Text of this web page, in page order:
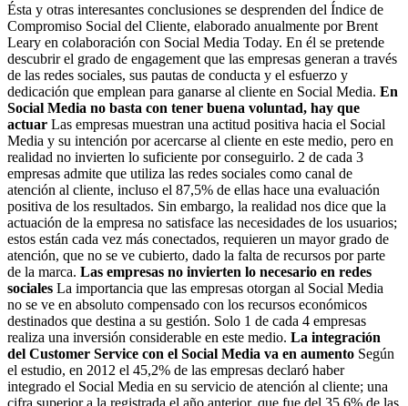
Ésta y otras interesantes conclusiones se desprenden del Índice de
Compromiso Social del Cliente, elaborado anualmente por Brent
Leary en colaboración con Social Media Today. En él se pretende
descubrir el grado de engagement que las empresas generan a través
de las redes sociales, sus pautas de conducta y el esfuerzo y
dedicación que emplean para ganarse al cliente en Social Media. En
Social Media no basta con tener buena voluntad, hay que
actuar Las empresas muestran una actitud positiva hacia el Social
Media y su intención por acercarse al cliente en este medio, pero en
realidad no invierten lo suficiente por conseguirlo. 2 de cada 3
empresas admite que utiliza las redes sociales como canal de
atención al cliente, incluso el 87,5% de ellas hace una evaluación
positiva de los resultados. Sin embargo, la realidad nos dice que la
actuación de la empresa no satisface las necesidades de los usuarios;
estos están cada vez más conectados, requieren un mayor grado de
atención, que no se ve cubierto, dado la falta de recursos por parte
de la marca. Las empresas no invierten lo necesario en redes
sociales La importancia que las empresas otorgan al Social Media
no se ve en absoluto compensado con los recursos económicos
destinados que destina a su gestión. Solo 1 de cada 4 empresas
realiza una inversión considerable en este medio. La integración
del Customer Service con el Social Media va en aumento Según
el estudio, en 2012 el 45,2% de las empresas declaró haber
integrado el Social Media en su servicio de atención al cliente; una
cifra superior a la registrada el año anterior, que fue del 35,6% de las